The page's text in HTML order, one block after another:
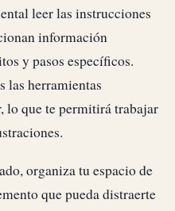
leer las instrucciones
información
y pasos específicos.
las herramientas
lo que te permitirá trabajar
organiza tu espacio de
que pueda distraerte